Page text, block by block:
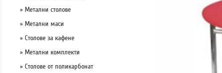
» Метални столове
» Метални маси
» Столове за кафене
» Метални комплекти
» Столове от поликарбонат